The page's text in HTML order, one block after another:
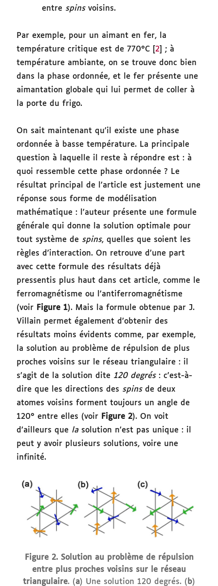
entre spinsvoisins.
Par exemple, pour un aimant en fer, la
température critique est de 770°C [ 2 ] ; à
température ambiante, on se trouve donc bien
dans la phase ordonnée, et le fer présente une
aimantation globale qui lui permet de coller à
la porte du frigo.
On sait maintenant qu’il existe une phase
ordonnée à basse température. La principale
question à laquelle il reste à répondre est : à
quoi ressemble cette phase ordonnée ? Le
résultat principal de l’article est justement une
réponse sous forme de modélisation
mathématique : l’auteur présente une formule
générale qui donne la solution optimale pour
tout système de spins, quelles que soient les
règles d’interaction. On retrouve d’une part
avec cette formule des résultats déjà
pressentis plus haut dans cet article, comme le
ferromagnétisme ou l’antiferromagnétisme
(voir Figure 1). Mais la formule obtenue par J.
Villain permet également d’obtenir des
résultats moins évidents comme, par exemple,
la solution au problème de répulsion de plus
proches voisins sur le réseau triangulaire : il
s’agit de la solution dite 120 degrés: c’est-à-
dire que les directions des spinsde deux
atomes voisins forment toujours un angle de
120° entre elles (voir Figure 2). On voit
d’ailleurs que lasolution n’est pas unique : il
peut y avoir plusieurs solutions, voire une
infinité.
Figure 2. Solution au problème de répulsion
entre plus proches voisins sur le réseau
triangulaire. (a) Une solution 120 degrés. (b)